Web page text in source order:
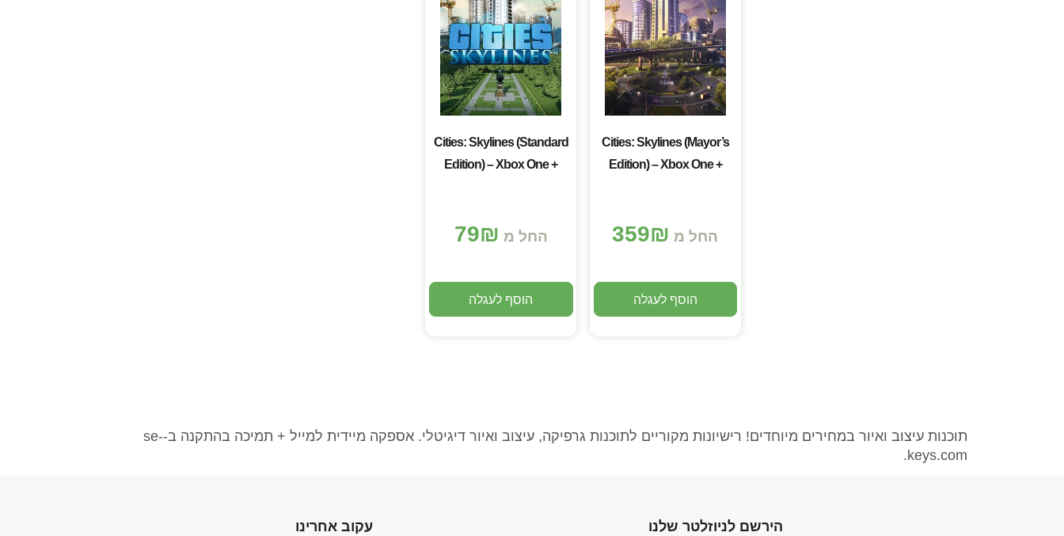
Cities: Skylines (Mayor’s
Edition) – Xbox One +
החל מ 359₪
הוסף לעגלה
Cities: Skylines (Standard
Edition) – Xbox One +
החל מ 79₪
הוסף לעגלה
תוכנות עיצוב ואיור במחירים מיוחדים! רישיונות מקוריים לתוכנות גרפיקה, עיצוב ואיור דיגיטלי. אספקה מיידית למייל + תמיכה בהתקנה ב-se-
keys.com.
הירשם לניוזלטר שלנו עקוב אחרינו